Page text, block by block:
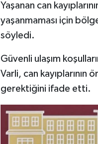
Yaşanan can
yaşanmaması için
söyledi.
Güvenli ulaşım
Varli, can kayıplarının
gerektiğini ifade etti.